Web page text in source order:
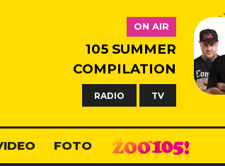
ON AIR
105 SUMMER
COMPILATION
RADIO TV
FOTO